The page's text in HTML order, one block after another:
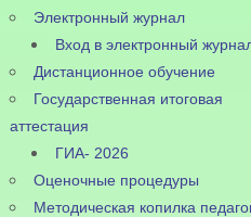
Электронный журнал
Вход в электронный
Дистанционное обучение
Государственная итоговая
аттестация
ГИА- 2026
Оценочные процедуры
Методическая копилка